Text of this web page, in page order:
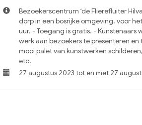
Bezoekerscentrum ‘de Flierefluiter
dorp in een bosrijke omgeving. voor
uur. - Toegang is gratis. -
werk aan bezoekers te presenteren
mooi palet van kunstwerken
etc.
27 augustus 2023 tot en met 27